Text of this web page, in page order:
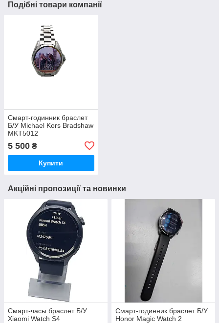
Подібні товари компанії
Смарт-годинник браслет
Б/У Michael Kors Bradshaw
MKT5012
5 500 ₴
Купити
Акційні пропозиції та новинки
Смарт-часы браслет Б/У
Xiaomi Watch S4
Смарт-годинник браслет Б/У
Honor Magic Watch 2